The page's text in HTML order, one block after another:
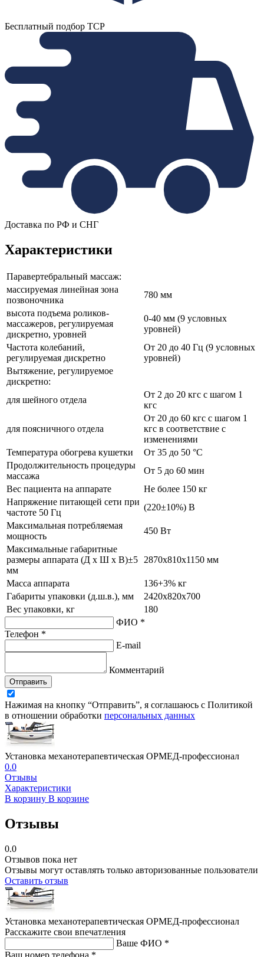
Бесплатный подбор ТСР
Доставка по РФ и СНГ
Характеристики
Паравертебральный массаж:
массируемая линейная зона
позвоночника
780 мм
высота подъема роликов-
массажеров, регулируемая
дискретно, уровней
0-40 мм (9 условных
уровней)
Частота колебаний,
регулируемая дискретно
От 20 до 40 Гц (9 условных
уровней)
Вытяжение, регулируемое
дискретно:
для шейного отдела
От 2 до 20 кгс с шагом 1
кгс
для поясничного отдела
От 20 до 60 кгс с шагом 1
кгс в соответствие с
изменениями
Температура обогрева кушетки
От 35 до 50 °С
Продолжительность процедуры
массажа
От 5 до 60 мин
Вес пациента на аппарате
Не более 150 кг
Напряжение питающей сети при
частоте 50 Гц
(220±10%) В
Максимальная потребляемая
мощность
450 Вт
Максимальные габаритные
размеры аппарата (Д х Ш х В)±5
мм
2870х810х1150 мм
Масса аппарата
136+3% кг
Габариты упаковки (д.ш.в.), мм
2420х820х700
Вес упаковки, кг
180
ФИО *
Телефон *
E-mail
Комментарий
Отправить
Нажимая на кнопку “Отправить”, я соглашаюсь с Политикой
в отношении обработки персональных данных
Установка механотерапевтическая ОРМЕД-профессионал
0.0
Отзывы
Характеристики
В корзину В корзине
Отзывы
0.0
Отзывов пока нет
Отзывы могут оставлять только авторизованные пользователи
Оставить отзыв
Установка механотерапевтическая ОРМЕД-профессионал
Расскажите свои впечатления
Ваше ФИО *
Ваш номер телефона *